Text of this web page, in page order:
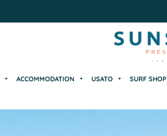
ACCOMMODATION USATO SURF SHOP